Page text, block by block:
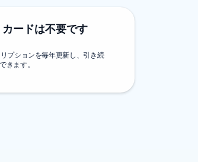
ードは不要です
プションを毎年更新し、引き続
きます。